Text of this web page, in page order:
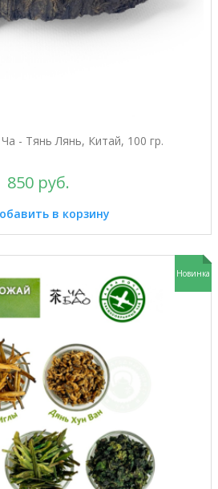
- Тянь Лянь, Китай, 100 гр.
850 руб.
в корзину
Новинка